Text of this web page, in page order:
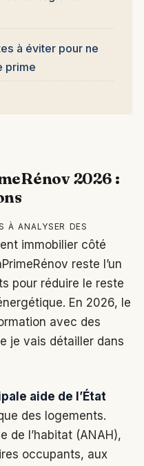
à éviter pour ne
prime
2026 :
à analyser des
immobilier côté
reste l’un
pour réduire le reste
En 2026, le
avec des
je vais détailler dans
aide de l’État
des logements.
de l’habitat (ANAH),
occupants, aux